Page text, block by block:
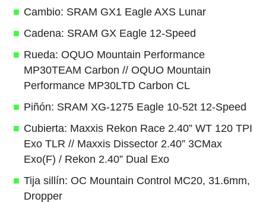
Cambio: SRAM GX1 Eagle AXS Lunar
Cadena: SRAM GX Eagle 12-Speed
Rueda: OQUO Mountain Performance
MP30TEAM Carbon // OQUO Mountain
Performance MP30LTD Carbon CL
Piñón: SRAM XG-1275 Eagle 10-52t 12-Speed
Cubierta: Maxxis Rekon Race 2.40” WT 120 TPI
Exo TLR // Maxxis Dissector 2.40” 3CMax
Exo(F) / Rekon 2.40” Dual Exo
Tija sillín: OC Mountain Control MC20, 31.6mm,
Dropper